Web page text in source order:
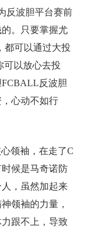
反波胆平台赛前
。只要掌握尤
都可以通过大投
可以放心去投
反波胆
心动不如行
领袖，在走了C
候是马奇诺防
，虽然加起来
领袖的力量，
跟不上，导致